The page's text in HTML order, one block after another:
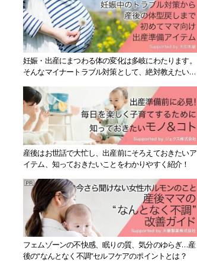
妊娠・出産にまつわる体の変化は多岐にわたります。
そんなマイナートラブル対策として、絶対教えたい！
産後はお世話で大忙し、出産前にそろえておきたいア
イテム、知っておきたいことをわかりやすく紹介！
フェムゾーンの不快感、眠りの質、気分のゆらぎ…産
後の“なんとなく不調”セルフケアのポイントとは？